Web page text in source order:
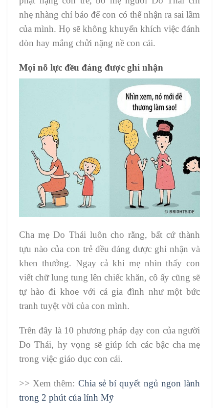
nhẹ nhàng chỉ bảo để con có thể nhận ra sai lầm
của mình. Họ sẽ không khuyến khích việc đánh
đòn hay mắng chửi nặng nề con cái.
Mọi nỗ lực đều đáng được ghi nhận
Cha mẹ Do Thái luôn cho rằng, bất cứ thành
tựu nào của con trẻ đều đáng được ghi nhận và
khen thưởng. Ngay cả khi mẹ nhìn thấy con
viết chữ lung tung lên chiếc khăn, cô ấy cũng sẽ
tự hào đi khoe với cả gia đình như một bức
tranh tuyệt vời của con mình.
Trên đây là 10 phương pháp dạy con của người
Do Thái, hy vọng sẽ giúp ích các bậc cha mẹ
trong việc giáo dục con cái.
>> Xem thêm: Chia sẻ bí quyết ngủ ngon lành
trong 2 phút của lính Mỹ